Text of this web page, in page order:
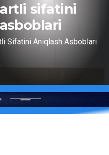
artli sifatini
asboblari
Sifatini Aniqlash Asboblari